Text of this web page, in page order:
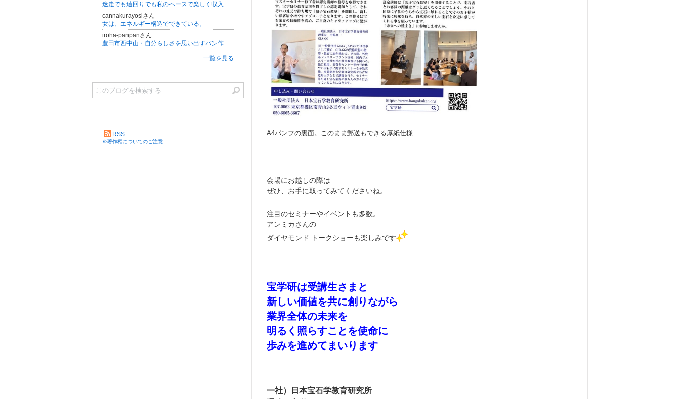
A4パンフの裏面。このまま郵送もできる厚紙仕様
会場にお越しの際は
ぜひ、お手に取ってみてくださいね。
注目のセミナーやイベントも多数。
アンミカさんの
ダイヤモンド トークショーも楽しみです
宝学研は受講生さまと
新しい価値を共に創りながら
業界全体の未来を
明るく照らすことを使命に
歩みを進めてまいります
一社）日本宝石学教育研究所
迷走でも遠回りでも私のペースで楽しく収入をつくる アラフォー書店員の稼ぎ方改革【福岡・オンライン】桜木ともこ
cannakurayosiさん
女は、エネルギー構造でできている。
iroha-panpanさん
豊田市西中山・自分らしさを思い出すパン作り教室 彩葉（いろは）
一覧を見る
RSS
※著作権についてのご注意